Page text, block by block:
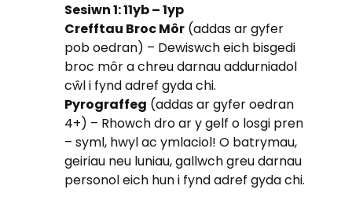
Sesiwn 1: 11yb – 1yp
Crefftau Broc Môr (addas ar gyfer
pob oedran) – Dewiswch eich bisgedi
broc môr a chreu darnau addurniadol
cŵl i fynd adref gyda chi.
Pyrograffeg (addas ar gyfer oedran
4+) – Rhowch dro ar y gelf o losgi pren
– syml, hwyl ac ymlaciol! O batrymau,
geiriau neu luniau, gallwch greu darnau
personol eich hun i fynd adref gyda chi.